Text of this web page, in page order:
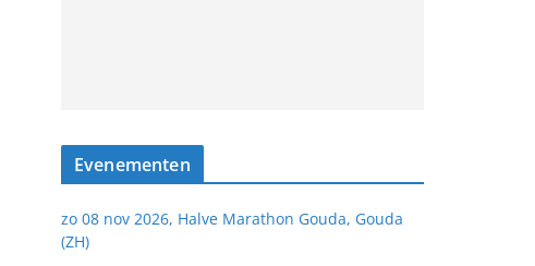
Evenementen
zo 08 nov 2026, Halve Marathon Gouda, Gouda
(ZH)